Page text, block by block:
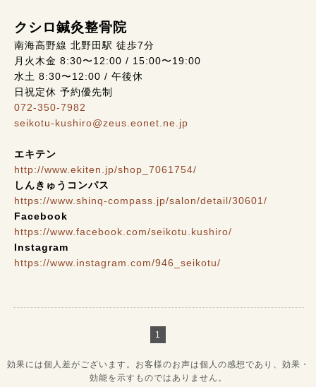
クシロ鍼灸整骨院
南海高野線 北野田駅 徒歩7分
月火木金 8:30〜12:00 / 15:00〜19:00
水土 8:30〜12:00 / 午後休
日祝定休 予約優先制
072-350-7982
seikotu-kushiro@zeus.eonet.ne.jp
エキテン
http://www.ekiten.jp/shop_7061754/
しんきゅうコンパス
https://www.shinq-compass.jp/salon/detail/30601/
Facebook
https://www.facebook.com/seikotu.kushiro/
Instagram
https://www.instagram.com/946_seikotu/
1
効果には個人差がございます。お客様のお声は個人の感想であり、効果・
効能を示すものではありません。